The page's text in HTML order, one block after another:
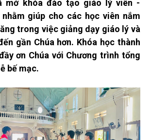
mở khóa đào tạo giáo lý viên -
nhằm giúp cho các học viên nắm
trong việc giảng dạy giáo lý và
gần Chúa hơn. Khóa học thành
ơn Chúa với Chương trình tổng
bế mạc.